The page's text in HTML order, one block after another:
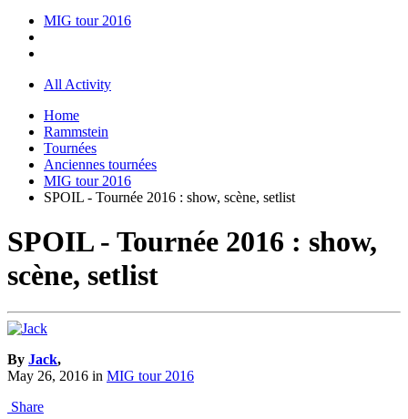
MIG tour 2016
All Activity
Home
Rammstein
Tournées
Anciennes tournées
MIG tour 2016
SPOIL - Tournée 2016 : show, scène, setlist
SPOIL - Tournée 2016 : show,
scène, setlist
By Jack,
May 26, 2016 in MIG tour 2016
Share